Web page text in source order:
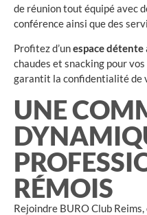
de réunion tout équipé avec
conférence ainsi que des
Profitez d’unespace détente
chaudes et snacking pour
garantit la confidentialité de
UNE
RÉMOIS
Rejoindre BURO Club